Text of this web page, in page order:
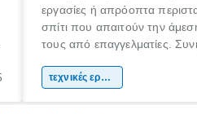
εργασίες ή απρόοπτα
σπίτι που απαιτούν την
τους από επαγγελματίες.
να τις επιδιορθώσεις μόνος
τεχνικές εργασίες